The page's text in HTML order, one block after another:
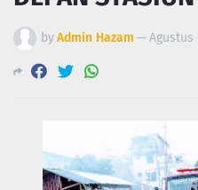
byAdmin Hazam —Agustus